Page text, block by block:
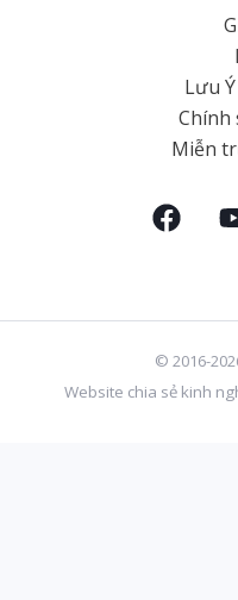
Lưu
Chính
Miễn
© 2016-
Website chia sẻ kinh